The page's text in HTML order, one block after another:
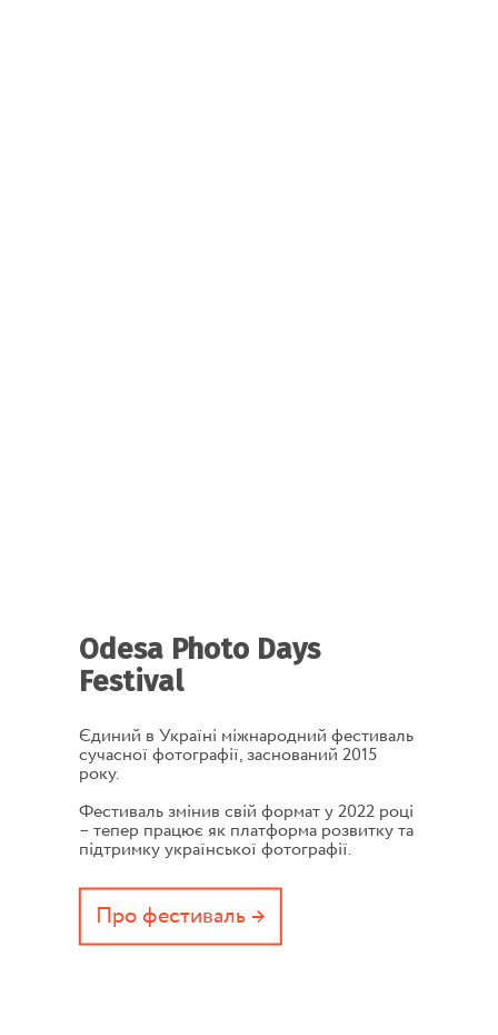
Odesa Photo Days
Festival
Єдиний в Україні міжнародний фестиваль
сучасної фотографії, заснований 2015
року.
Фестиваль змінив свій формат у 2022 році
– тепер працює як платформа розвитку та
підтримку української фотографії.
Про фестиваль →